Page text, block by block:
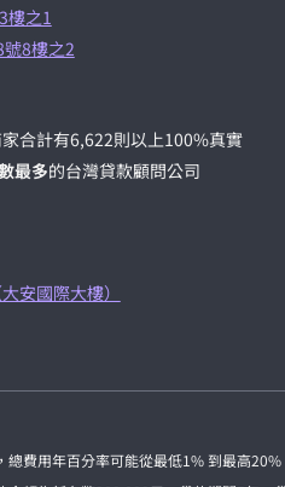
樓之1
8樓之2
合計有6,622則以上100%真實
最多的台灣貸款顧問公司
安國際大樓）
費用年百分率可能從最低1% 到最高